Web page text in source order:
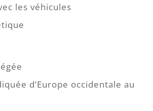
les véhicules
d’Europe occidentale au